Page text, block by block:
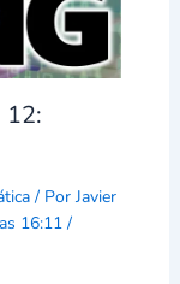
12:
/ Por Javier
16:11 /